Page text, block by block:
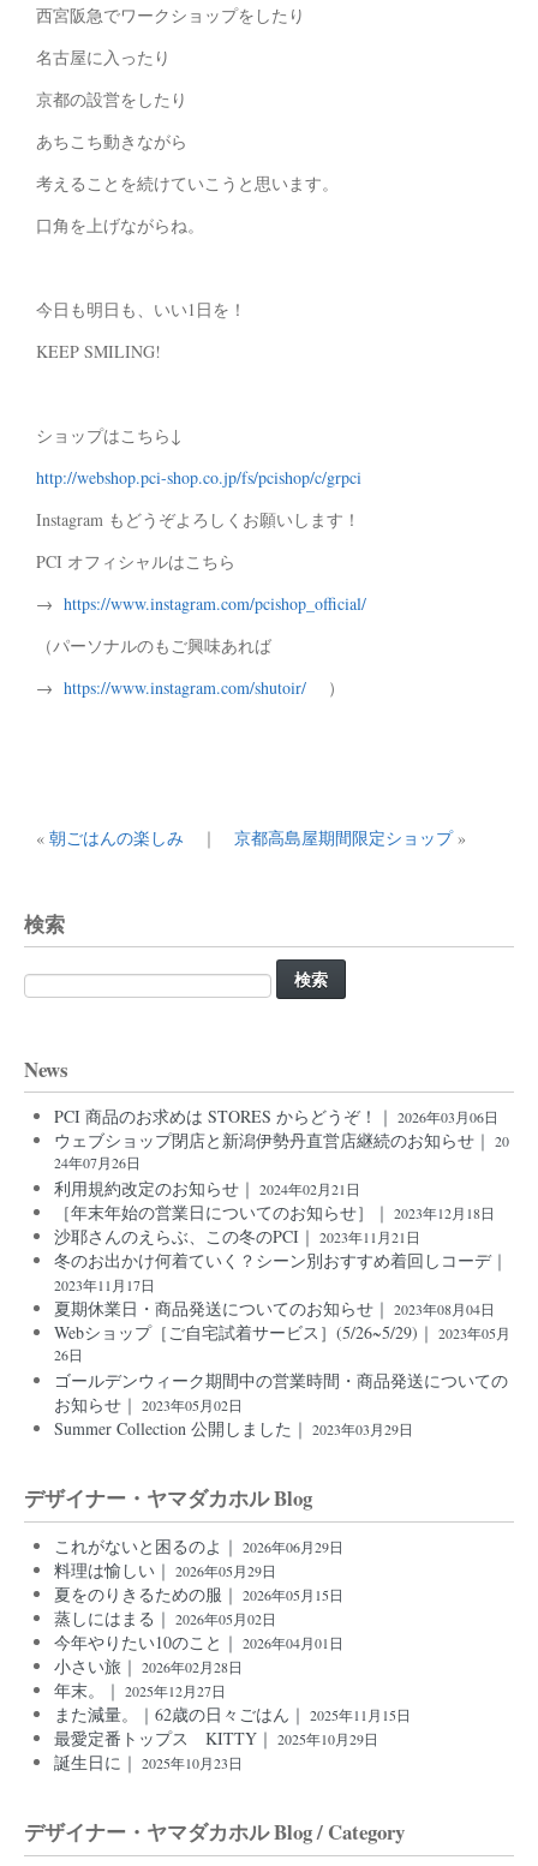
西宮阪急でワークショップをしたり
名古屋に入ったり
京都の設営をしたり
あちこち動きながら
考えることを続けていこうと思います。
口角を上げながらね。
今日も明日も、いい1日を！
KEEP SMILING!
ショップはこちら↓
http://webshop.pci-shop.co.jp/fs/pcishop/c/grpci
Instagram もどうぞよろしくお願いします！
PCI オフィシャルはこちら
→ https://www.instagram.com/pcishop_official/
（パーソナルのもご興味あれば
→ https://www.instagram.com/shutoir/ ）
« 朝ごはんの楽しみ ｜ 京都高島屋期間限定ショップ»
検索
検
索:
News
PCI 商品のお求めは STORES からどうぞ！｜ 2026年03月06日
ウェブショップ閉店と新潟伊勢丹直営店継続のお知らせ｜ 20
24年07月26日
利用規約改定のお知らせ｜ 2024年02月21日
［年末年始の営業日についてのお知らせ］｜ 2023年12月18日
沙耶さんのえらぶ、この冬のPCI｜ 2023年11月21日
冬のお出かけ何着ていく？シーン別おすすめ着回しコーデ｜
2023年11月17日
夏期休業日・商品発送についてのお知らせ｜ 2023年08月04日
Webショップ［ご自宅試着サービス］(5/26~5/29)｜ 2023年05月
26日
ゴールデンウィーク期間中の営業時間・商品発送についての
お知らせ｜ 2023年05月02日
Summer Collection 公開しました｜ 2023年03月29日
デザイナー・ヤマダカホル Blog
これがないと困るのよ｜ 2026年06月29日
料理は愉しい｜ 2026年05月29日
夏をのりきるための服｜ 2026年05月15日
蒸しにはまる｜ 2026年05月02日
今年やりたい10のこと｜ 2026年04月01日
小さい旅｜ 2026年02月28日
年末。｜ 2025年12月27日
また減量。｜62歳の日々ごはん｜ 2025年11月15日
最愛定番トップス KITTY｜ 2025年10月29日
誕生日に｜ 2025年10月23日
デザイナー・ヤマダカホル Blog / Category